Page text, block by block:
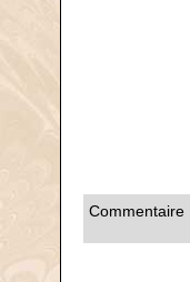
Commentaire